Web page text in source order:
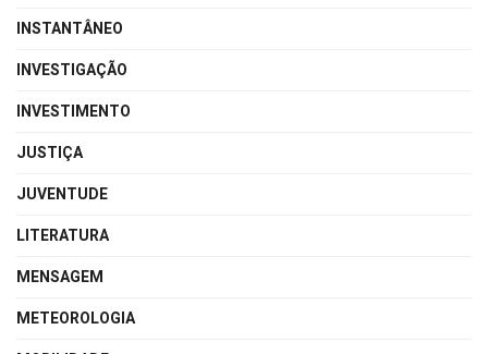
INSTANTÂNEO
INVESTIGAÇÃO
INVESTIMENTO
JUSTIÇA
JUVENTUDE
LITERATURA
MENSAGEM
METEOROLOGIA